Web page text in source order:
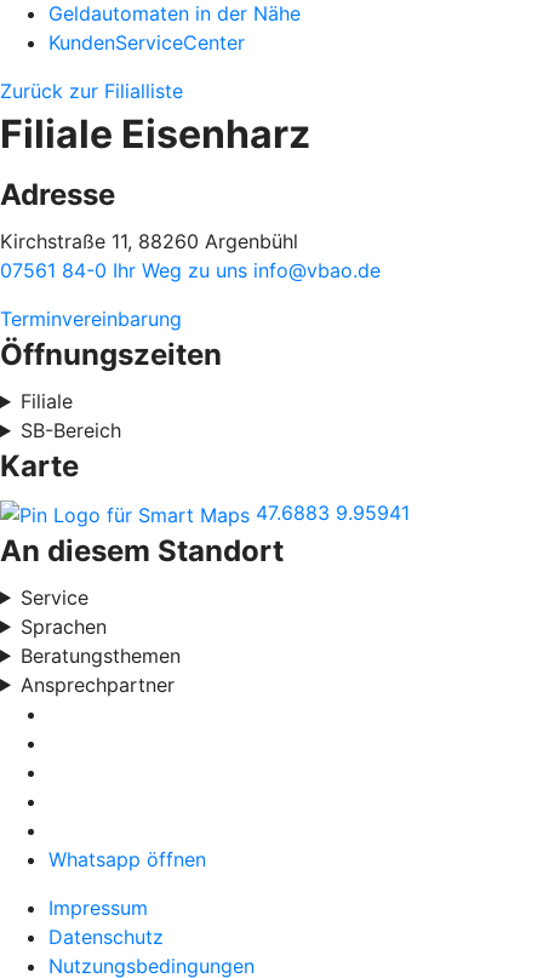
Geldautomaten in der Nähe
KundenServiceCenter
Zurück zur Filialliste
Filiale Eisenharz
Adresse
Kirchstraße 11, 88260 Argenbühl
07561 84-0 Ihr Weg zu uns info@vbao.de
Terminvereinbarung
Öffnungszeiten
Filiale
SB-Bereich
Karte
47.6883 9.95941
An diesem Standort
Service
Sprachen
Beratungsthemen
Ansprechpartner
Whatsapp öffnen
Impressum
Datenschutz
Nutzungsbedingungen